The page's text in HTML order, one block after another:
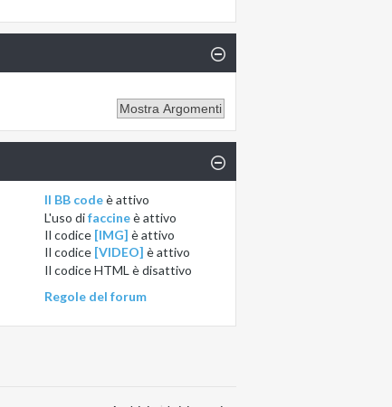
Il BB codeèattivo
L'uso difaccineèattivo
Il codice [IMG] èattivo
Il codice [VIDEO] èattivo
Il codice HTML èdisattivo
Regole del forum